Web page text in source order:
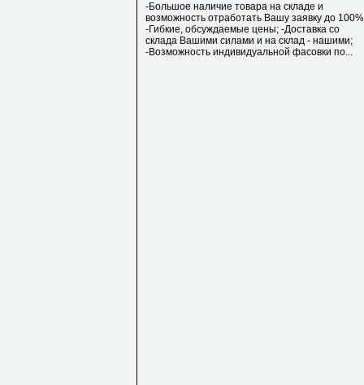
-Большое наличие товара на складе и
возможность отработать Вашу заявку до
-Гибкие, обсуждаемые цены; -Доставка со
склада Вашими силами и на склад - нашими;
-Возможность индивидуальной фасовки по...